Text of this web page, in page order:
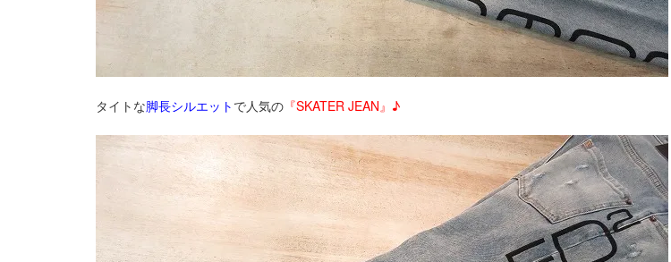
タイトな脚長シルエット で人気の 『SKATER JEAN』♪